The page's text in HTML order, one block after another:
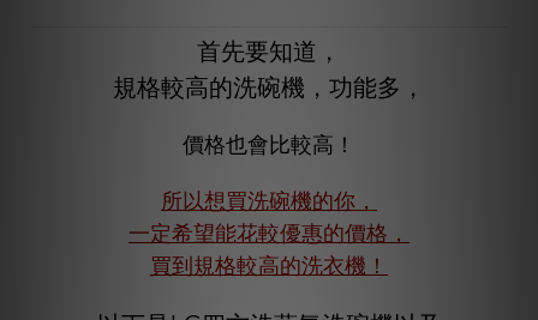
首先要知道，
規格較高的洗碗機，功能多，
價格也會比較高！
所以想買洗碗機的你，
一定希望能花較優惠的價格，
買到規格較高的洗衣機！